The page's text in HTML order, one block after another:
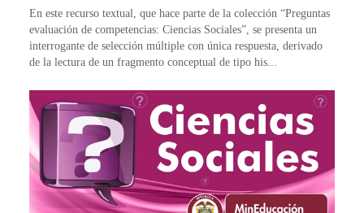
En este recurso textual, que hace parte de la colección “Preguntas
evaluación de competencias: Ciencias Sociales”, se presenta un
interrogante de selección múltiple con única respuesta, derivado
de la lectura de un fragmento conceptual de tipo his...